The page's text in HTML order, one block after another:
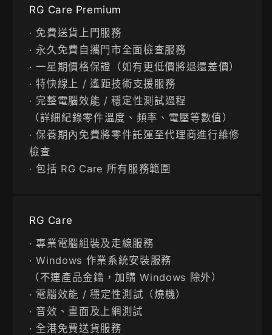
RG Care Premium
· 免費送貨上門服務
· 永久免費自攜門市全面檢查服務
· 一星期價格保證（如有更低價將退還差價）
· 特快線上 / 遙距技術支援服務
· 完整電腦效能 / 穩定性測試過程
（詳細紀錄零件溫度、頻率、電壓等數值）
· 保養期內免費將零件託運至代理商進行維修
檢查
· 包括 RG Care 所有服務範圍
RG Care
· 專業電腦組裝及走線服務
· Windows 作業系統安裝服務
（不連產品金鑰，加購 Windows 除外）
· 電腦效能 / 穩定性測試（燒機）
· 音效、畫面及上網測試
· 全港免費送貨服務